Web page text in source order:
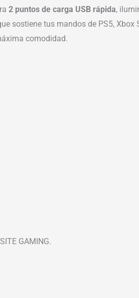
2 puntos de carga USB rápida,
sostiene tus mandos de PS5,
comodidad.
GAMING.